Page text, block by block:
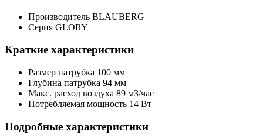
Производитель BLAUBERG
Серия GLORY
Краткие характеристики
Размер патрубка 100 мм
Глубина патрубка 94 мм
Макс. расход воздуха 89 мЗ/час
Потребляемая мощность 14 Вт
Подробные характеристики